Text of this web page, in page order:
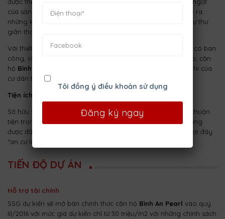
của sảnh. Mảng xanh được bố trí ở mọi nơi trong dự án, tạo ra
những không gian thoáng mát hòa nhập với thiên nhiên, sự thư
giãn thoải mái sau những ngày làm việc mệt mỏi.
Với thiết kế hiện đại, không gian mở, tất cả các căn hộ đều có ban
công, view sông thông thoáng và dịch vụ tiện ích đẳng cấp, căn
hộ Bình An Pearl
đảm bảo cuộc sống tiện nghi của
cư dân tại đây.
Tiện ích ngoại khu:
Sở hữu vị trí tuyệt đẹp tại quận 2, căn hộBình An Pearl
rất thuận
tiện trong việc di chuyển đến các vùng lân cận. Cơ sở hạ tầng
được đầu tư đồng bộ sẽ tạo điều kiện tốt nhất cho cư dân nơi đây
“an cư lập nghiệp”.
TIẾN ĐỘ DỰ ÁN
Hỗ trợ tài chính
SSG dự kiến sẽ mở bán chính thức căn hộ Bình An Pearl vào quý
III/2016 với mức giá dự kiến chỉ từ 30 triệu/m2 với những chính sách
Tôi đồng ý điều khoản sử dụng